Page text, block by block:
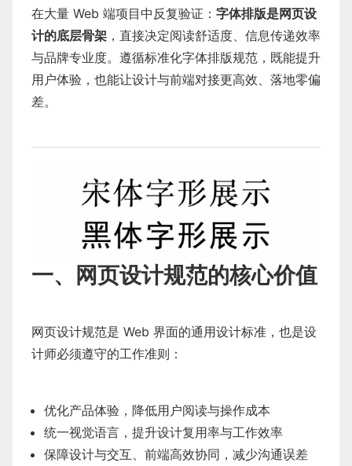
在大量 Web 端项目中反复验证： 字体排版是网页设
计的底层骨架 ，直接决定阅读舒适度、信息传递效率
与品牌专业度。遵循标准化字体排版规范，既能提升
用户体验，也能让设计与前端对接更高效、落地零偏
差。
一、网页设计规范的核心价值
网页设计规范是 Web 界面的通用设计标准，也是设
计师必须遵守的工作准则：
优化产品体验，降低用户阅读与操作成本
统一视觉语言，提升设计复用率与工作效率
保障设计与交互、前端高效协同，减少沟通误差